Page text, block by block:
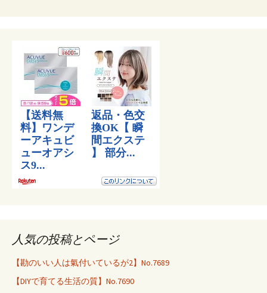
人気の投稿とページ
【勘のいい人は氣付いているが2】No.7689
【DIYで育てる生活の質】No.7690